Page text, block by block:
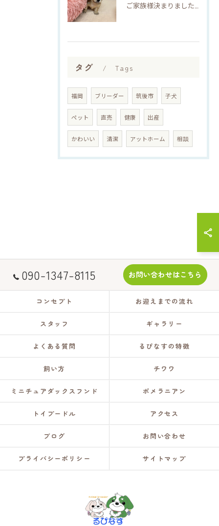
タグ Tags
福岡 ブリーダー 筑後市 子犬
ペット 直売 健康 出産
かわいい 清潔 アットホーム 相談
090-1347-8115 お問い合わせはこちら
コンセプト お迎えまでの流れ
スタッフ ギャラリー
よくある質問 るぴなすの特徴
飼い方 チワワ
ミニチュアダックスフンド ポメラニアン
トイプードル アクセス
ブログ お問い合わせ
プライバシーポリシー サイトマップ